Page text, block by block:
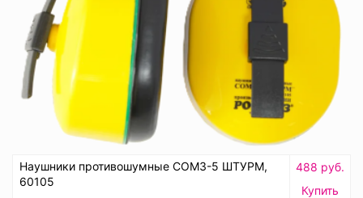
Наушники противошумные СОМЗ-5 ШТУРМ,
60105
488 руб.
Купить